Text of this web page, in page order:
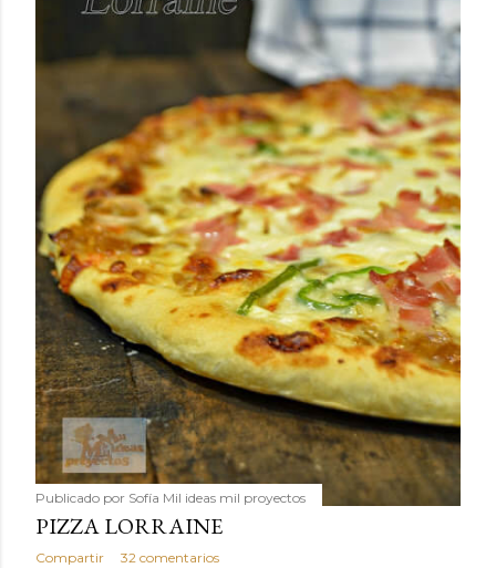
Publicado por Sofía Mil ideas mil proyectos
PIZZA LORRAINE
Compartir 32 comentarios